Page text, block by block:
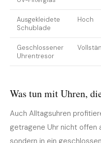
Ausgekleidete
Schublade
Hoch
Geschlossener
Uhrentresor
Was tun mit Uhren,
Auch Alltagsuhren
getragene Uhr nicht offen
sondern in ein